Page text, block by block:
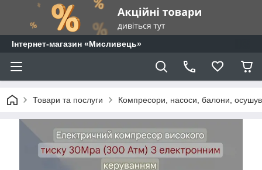
⁨Інтернет-магазин «Мисливець»
Товари та послуги Компресори, насоси, балони,